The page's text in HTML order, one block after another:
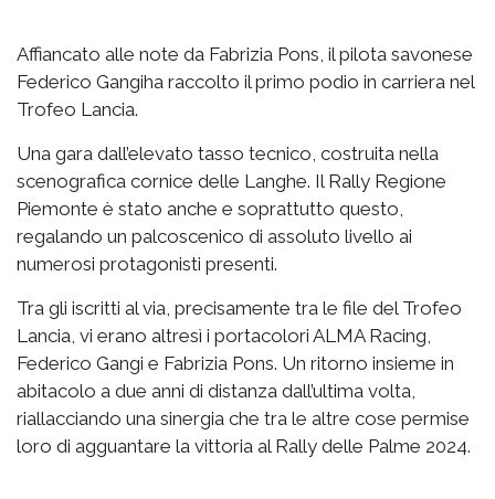
Affiancato alle note da Fabrizia Pons, il pilota savonese
Federico Gangiha raccolto il primo podio in carriera nel
Trofeo Lancia.
Una gara dall’elevato tasso tecnico, costruita nella
scenografica cornice delle Langhe. Il Rally Regione
Piemonte è stato anche e soprattutto questo,
regalando un palcoscenico di assoluto livello ai
numerosi protagonisti presenti.
Tra gli iscritti al via, precisamente tra le file del Trofeo
Lancia, vi erano altresì i portacolori ALMA Racing,
Federico Gangi e Fabrizia Pons. Un ritorno insieme in
abitacolo a due anni di distanza dall’ultima volta,
riallacciando una sinergia che tra le altre cose permise
loro di agguantare la vittoria al Rally delle Palme 2024.